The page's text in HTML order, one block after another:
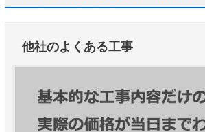
他社のよくある工事